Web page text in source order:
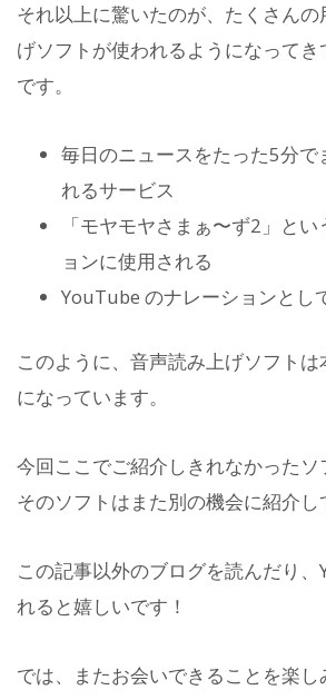
それ以上に驚いたのが、たくさん
げソフトが使われるようになってき
です。
毎日のニュースをたった5分で
れるサービス
「モヤモヤさまぁ〜ず2」と
ョンに使用される
YouTube のナレーションとし
このように、音声読み上げソフト
になっています。
今回ここでご紹介しきれなかったソ
そのソフトはまた別の機会に紹介し
この記事以外のブログを読んだり、
れると嬉しいです！
では、またお会いできることを楽し